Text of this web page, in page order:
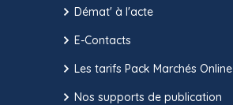
Démat' à l'acte
E-Contacts
Les tarifs Pack Marchés Online
Nos supports de publication